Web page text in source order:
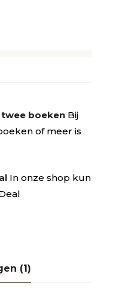
boeken Bij
of meer is
In onze shop kun
(1)